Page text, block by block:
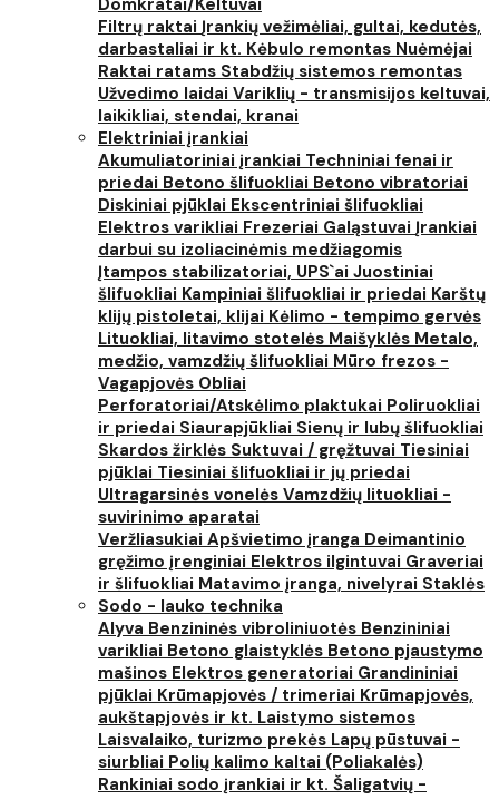
Domkratai/Keltuvai
Filtrų raktai Įrankių vežimėliai, gultai, kedutės,
darbastaliai ir kt. Kėbulo remontas Nuėmėjai
Raktai ratams Stabdžių sistemos remontas
Užvedimo laidai Variklių - transmisijos keltuvai,
laikikliai, stendai, kranai
Elektriniai įrankiai
Akumuliatoriniai įrankiai Techniniai fenai ir
priedai Betono šlifuokliai Betono vibratoriai
Diskiniai pjūklai Ekscentriniai šlifuokliai
Elektros varikliai Frezeriai Galąstuvai Įrankiai
darbui su izoliacinėmis medžiagomis
Įtampos stabilizatoriai, UPS`ai Juostiniai
šlifuokliai Kampiniai šlifuokliai ir priedai Karštų
klijų pistoletai, klijai Kėlimo - tempimo gervės
Lituokliai, litavimo stotelės Maišyklės Metalo,
medžio, vamzdžių šlifuokliai Mūro frezos -
Vagapjovės Obliai
Perforatoriai/Atskėlimo plaktukai Poliruokliai
ir priedai Siaurapjūkliai Sienų ir lubų šlifuokliai
Skardos žirklės Suktuvai / gręžtuvai Tiesiniai
pjūklai Tiesiniai šlifuokliai ir jų priedai
Ultragarsinės vonelės Vamzdžių lituokliai -
suvirinimo aparatai
Veržliasukiai Apšvietimo įranga Deimantinio
gręžimo įrenginiai Elektros ilgintuvai Graveriai
ir šlifuokliai Matavimo įranga, nivelyrai Staklės
Sodo - lauko technika
Alyva Benzininės vibroliniuotės Benzininiai
varikliai Betono glaistyklės Betono pjaustymo
mašinos Elektros generatoriai Grandininiai
pjūklai Krūmapjovės / trimeriai Krūmapjovės,
aukštapjovės ir kt. Laistymo sistemos
Laisvalaiko, turizmo prekės Lapų pūstuvai -
siurbliai Polių kalimo kaltai (Poliakalės)
Rankiniai sodo įrankiai ir kt. Šaligatvių -